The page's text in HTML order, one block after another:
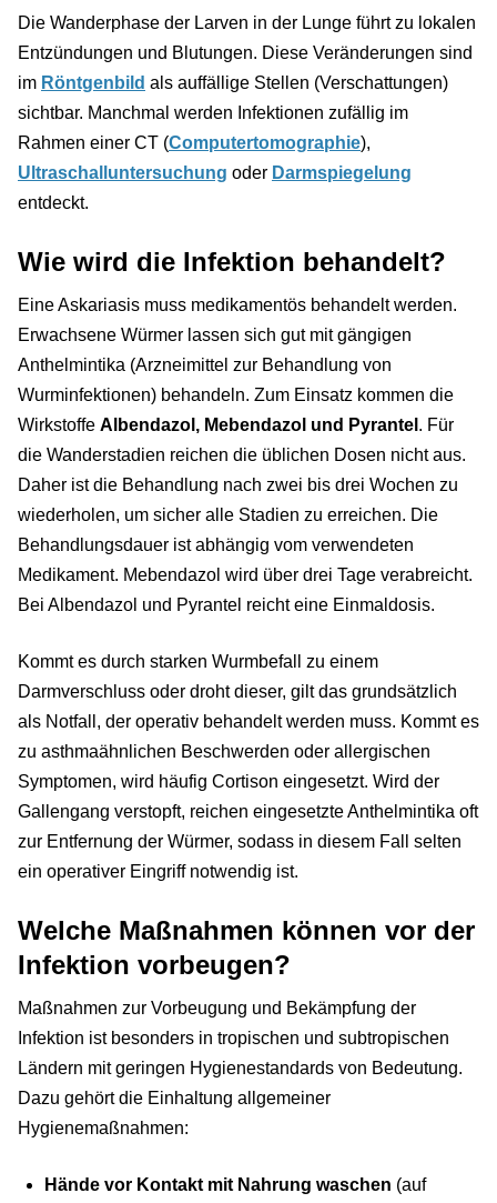
Die Wanderphase der Larven in der Lunge führt zu lokalen
Entzündungen und Blutungen. Diese Veränderungen sind
im Röntgenbild als auffällige Stellen (Verschattungen)
sichtbar. Manchmal werden Infektionen zufällig im
Rahmen einer CT (Computertomographie),
Ultraschalluntersuchung oder Darmspiegelung
entdeckt.
Wie wird die Infektion behandelt?
Eine Askariasis muss medikamentös behandelt werden.
Erwachsene Würmer lassen sich gut mit gängigen
Anthelmintika (Arzneimittel zur Behandlung von
Wurminfektionen) behandeln. Zum Einsatz kommen die
Wirkstoffe Albendazol, Mebendazol und Pyrantel . Für
die Wanderstadien reichen die üblichen Dosen nicht aus.
Daher ist die Behandlung nach zwei bis drei Wochen zu
wiederholen, um sicher alle Stadien zu erreichen. Die
Behandlungsdauer ist abhängig vom verwendeten
Medikament. Mebendazol wird über drei Tage verabreicht.
Bei Albendazol und Pyrantel reicht eine Einmaldosis.
Kommt es durch starken Wurmbefall zu einem
Darmverschluss oder droht dieser, gilt das grundsätzlich
als Notfall, der operativ behandelt werden muss. Kommt es
zu asthmaähnlichen Beschwerden oder allergischen
Symptomen, wird häufig Cortison eingesetzt. Wird der
Gallengang verstopft, reichen eingesetzte Anthelmintika oft
zur Entfernung der Würmer, sodass in diesem Fall selten
ein operativer Eingriff notwendig ist.
Welche Maßnahmen können vor der
Infektion vorbeugen?
Maßnahmen zur Vorbeugung und Bekämpfung der
Infektion ist besonders in tropischen und subtropischen
Ländern mit geringen Hygienestandards von Bedeutung.
Dazu gehört die Einhaltung allgemeiner
Hygienemaßnahmen:
Hände vor Kontakt mit Nahrung waschen (auf